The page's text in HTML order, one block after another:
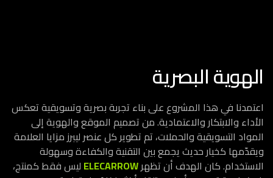
الهوية البصرية
اعتمدنا في هذا المشروع على بناء تجربة بصرية وتسويقية تعكس
الأداء والابتكار والاعتمادية. من تصميم الموقع والهوية إلى
المواد التسويقية والحملات، تم تطوير كل عنصر ليبرز مزايا العلامة
ويقدّمها كخيار حديث يجمع بين التقنية والكفاءة وسهولة
الاستخدام. كان الهدف أن تظهرELECARROWليس فقط كمنتج،